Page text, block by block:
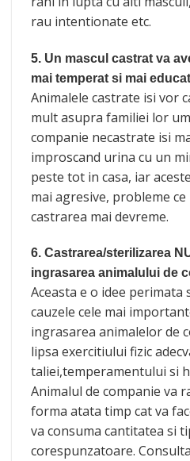
rau intentionate etc.
5. Un mascul castrat va
mai temperat si mai educat
Animalele castrate isi vor
mult asupra familiei lor
companie necastrate isi
improscand urina cu un
peste tot in casa, iar
mai agresive, probleme
castrarea mai devreme.
6. Castrarea/sterilizarea
ingrasarea animalului de
Aceasta e o idee
cauzele cele mai
ingrasarea animalelor de
lipsa exercitiului fizic
taliei,temperamentului si
Animalul de companie va
forma atata timp cat va
va consuma cantitatea si
corespunzatoare.